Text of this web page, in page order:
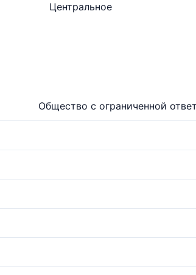
Центральное
Общество с ограниченной